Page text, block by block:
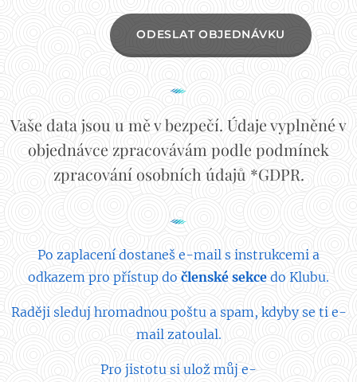
ODESLAT OBJEDNÁVKU
Vaše data jsou u mě v bezpečí. Údaje vyplněné v
objednávce zpracovávám podle podmínek
zpracování osobních údajů *GDPR.
Po zaplacení dostaneš e-mail s instrukcemi a
odkazem pro přístup do členské sekce do Klubu.
Raději sleduj hromadnou poštu a spam, kdyby se ti e-
mail zatoulal.
Pro jistotu si ulož můj e-